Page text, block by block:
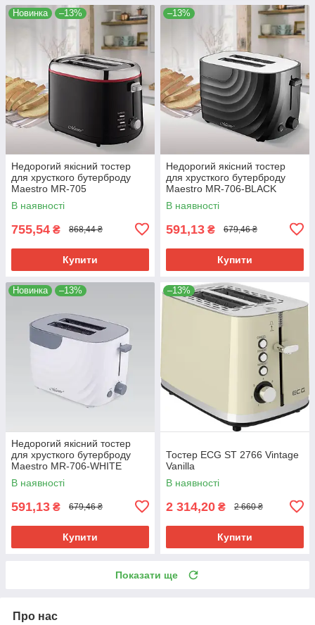
Новинка –13%
Недорогий якісний тостер
для хрусткого бутерброду
Maestro MR-705
В наявності
755,54 ₴ 868,44 ₴
Купити
–13%
Недорогий якісний тостер
для хрусткого бутерброду
Maestro MR-706-BLACK
В наявності
591,13 ₴ 679,46 ₴
Купити
Новинка –13%
Недорогий якісний тостер
для хрусткого бутерброду
Maestro MR-706-WHITE
В наявності
591,13 ₴ 679,46 ₴
Купити
–13%
Тостер ECG ST 2766 Vintage
Vanilla
В наявності
2 314,20 ₴ 2 660 ₴
Купити
Показати ще
Про нас